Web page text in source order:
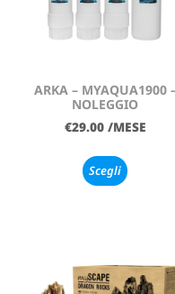
ARKA – MYAQUA1900
NOLEGGIO
€29.00 /MESE
Scegli